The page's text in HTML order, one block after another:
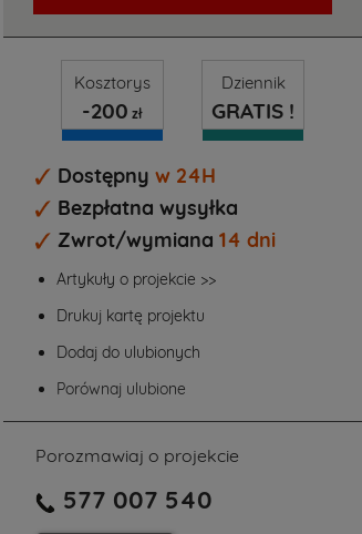
Kosztorys
-200 zł
Dziennik
GRATIS !
Dostępny w 24H
Bezpłatna wysyłka
Zwrot/wymiana 14 dni
Artykuły o projekcie >>
Drukuj kartę projektu
Dodaj do ulubionych
Porównaj ulubione
Porozmawiaj o projekcie
577 007 540